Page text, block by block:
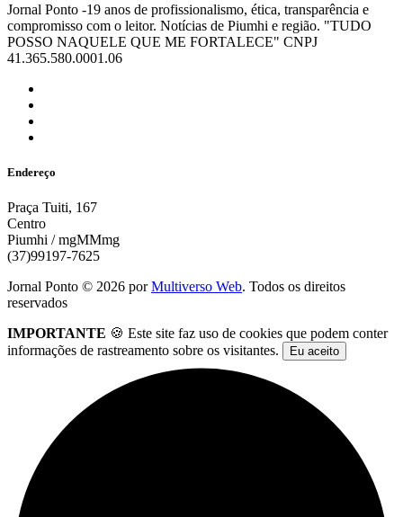
Jornal Ponto -19 anos de profissionalismo, ética, transparência e
compromisso com o leitor. Notícias de Piumhi e região. "TUDO
POSSO NAQUELE QUE ME FORTALECE" CNPJ
41.365.580.0001.06
Endereço
Praça Tuiti, 167
Centro
Piumhi / mgMMmg
(37)99197-7625
Jornal Ponto © 2026 porMultiverso Web. Todos os direitos
reservados
IMPORTANTE 🍪 Este site faz uso de cookies que podem conter
informações de rastreamento sobre os visitantes.
Eu aceito